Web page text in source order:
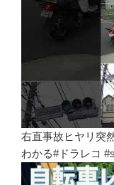
右直事故ヒヤリ突
わかる#ドラレコ